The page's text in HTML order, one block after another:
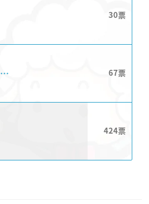
30
67
424